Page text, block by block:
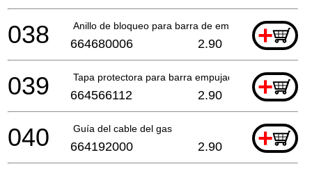
Anillo de bloqueo para barra de empuje +
038 664680006 2.90
Tapa protectora para barra empujadora +
039 664566112 2.90
Guía del cable del gas +
040 664192000 2.90